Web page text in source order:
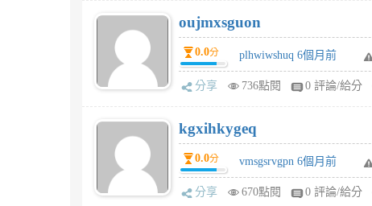
oujmxsguon
0.0分 plhwiwshuq 6個月前
分享 736點閱 0 評論/給分
kgxihkygeq
0.0分 vmsgsrvgpn 6個月前
分享 670點閱 0 評論/給分